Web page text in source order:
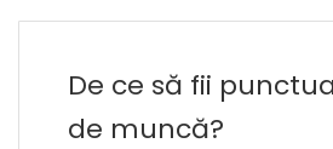
De ce să fii
de muncă?